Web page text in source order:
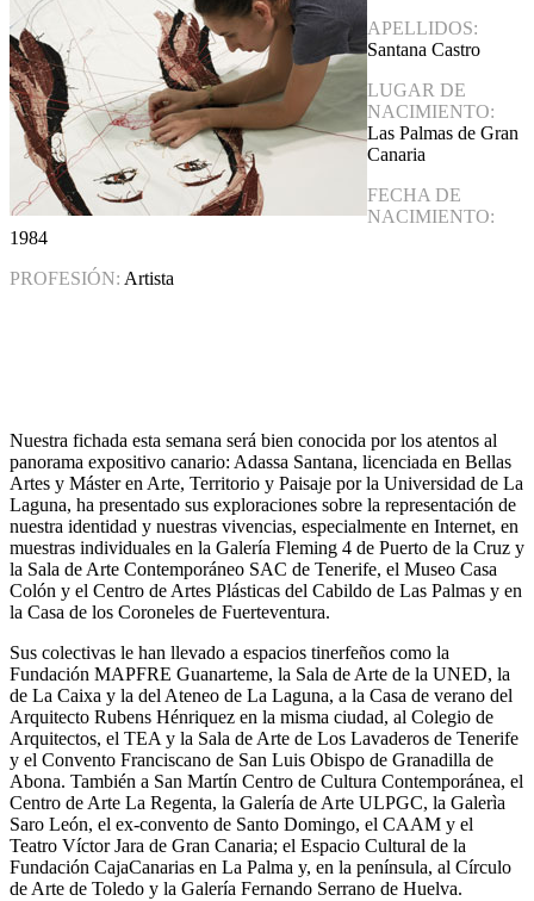
APELLIDOS:
Santana Castro
LUGAR DE
NACIMIENTO:
Las Palmas de Gran
Canaria
FECHA DE
NACIMIENTO:
1984
PROFESIÓN: Artista
Nuestra fichada esta semana será bien conocida por los atentos al
panorama expositivo canario: Adassa Santana, licenciada en Bellas
Artes y Máster en Arte, Territorio y Paisaje por la Universidad de La
Laguna, ha presentado sus exploraciones sobre la representación de
nuestra identidad y nuestras vivencias, especialmente en Internet, en
muestras individuales en la Galería Fleming 4 de Puerto de la Cruz y
la Sala de Arte Contemporáneo SAC de Tenerife, el Museo Casa
Colón y el Centro de Artes Plásticas del Cabildo de Las Palmas y en
la Casa de los Coroneles de Fuerteventura.
Sus colectivas le han llevado a espacios tinerfeños como la
Fundación MAPFRE Guanarteme, la Sala de Arte de la UNED, la
de La Caixa y la del Ateneo de La Laguna, a la Casa de verano del
Arquitecto Rubens Hénriquez en la misma ciudad, al Colegio de
Arquitectos, el TEA y la Sala de Arte de Los Lavaderos de Tenerife
y el Convento Franciscano de San Luis Obispo de Granadilla de
Abona. También a San Martín Centro de Cultura Contemporánea, el
Centro de Arte La Regenta, la Galería de Arte ULPGC, la Galerìa
Saro León, el ex-convento de Santo Domingo, el CAAM y el
Teatro Víctor Jara de Gran Canaria; el Espacio Cultural de la
Fundación CajaCanarias en La Palma y, en la península, al Círculo
de Arte de Toledo y la Galería Fernando Serrano de Huelva.